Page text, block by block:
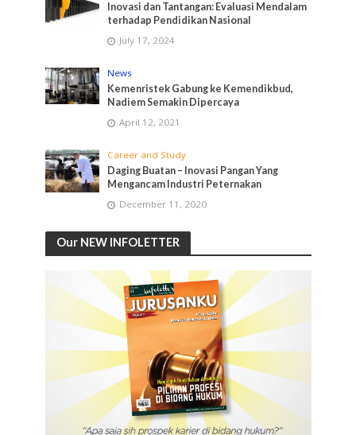
Inovasi dan Tantangan: Evaluasi Mendalam
terhadap Pendidikan Nasional
July 17, 2024
News
Kemenristek Gabung ke Kemendikbud,
Nadiem Semakin Dipercaya
April 12, 2021
Career and Study
Daging Buatan – Inovasi Pangan Yang
Mengancam Industri Peternakan
December 11, 2020
Our NEW INFOLETTER